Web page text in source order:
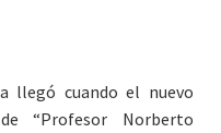
llegó cuando el nuevo
“Profesor Norberto